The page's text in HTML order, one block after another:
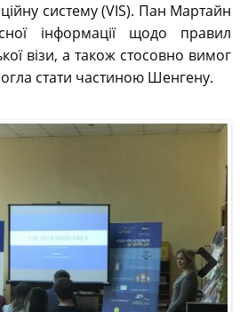
систему (VIS). Пан Мартайн
інформації щодо правил
візи, а також стосовно вимог
стати частиною Шенгену.
Next